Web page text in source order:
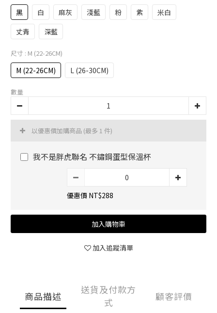
黑 白 麻灰 淺藍 粉 紫
米白
丈青
深藍
尺寸 : M (22-26CM)
M (22-26CM) L (26-30CM)
數量
以優惠價加購商品 (最多 1 件)
我不是胖虎聯名 不鏽鋼蛋型保溫杯
優惠價 NT$288
加入購物車
加入追蹤清單
商品描述
送貨及付款方
式
顧客評價